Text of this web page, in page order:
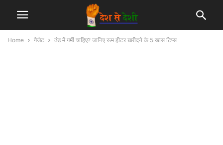
Home गैजेट ठंड में गर्मी चाहिए? जानिए रूम हीटर खरीदने के 5 खास टिप्स